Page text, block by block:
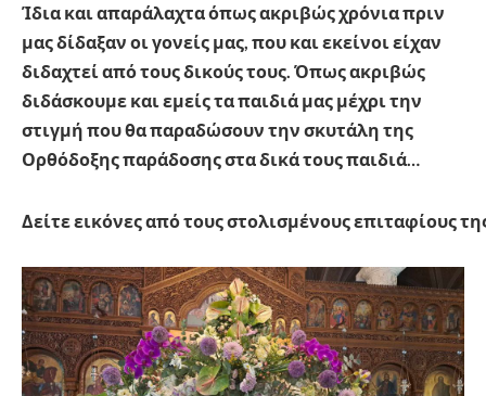
Ίδια και απαράλαχτα όπως ακριβώς χρόνια πριν
μας δίδαξαν οι γονείς μας, που και εκείνοι είχαν
διδαχτεί από τους δικούς τους. Όπως ακριβώς
διδάσκουμε και εμείς τα παιδιά μας μέχρι την
στιγμή που θα παραδώσουν την σκυτάλη της
Ορθόδοξης παράδοσης στα δικά τους παιδιά…
Δείτε εικόνες από τους στολισμένους επιταφίους